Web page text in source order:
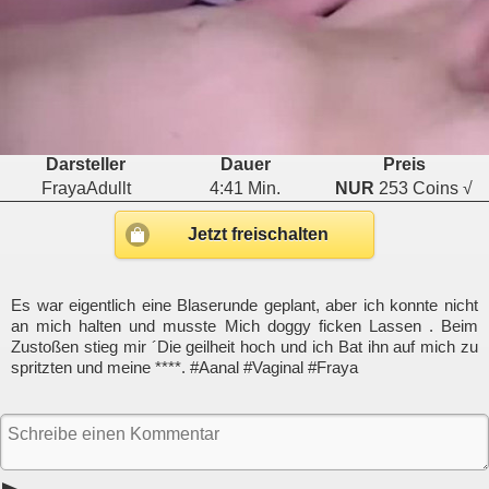
Darsteller Dauer
Preis
FrayaAdullt
4:41 Min. NUR 253 Coins √
Jetzt freischalten
Es war eigentlich eine Blaserunde geplant, aber ich konnte nicht
an mich halten und musste Mich doggy ficken Lassen . Beim
Zustoßen stieg mir ´Die geilheit hoch und ich Bat ihn auf mich zu
spritzten und meine ****. #Aanal #Vaginal #Fraya